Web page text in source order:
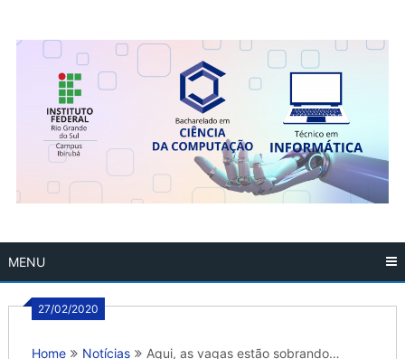
MENU
27/02/2020
Home Notícias Aqui, as vagas estão sobrando…